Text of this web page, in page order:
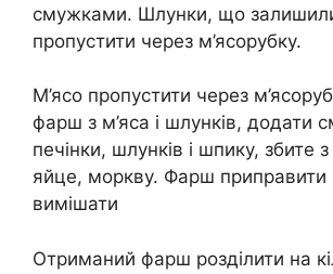
смужками. Шлунки, що
пропустити через м’ясорубку.
М’ясо пропустити через
фарш з м’яса і шлунків, додати
печінки, шлунків і шпику, збите
яйце, моркву. Фарш приправити
вимішати
Отриманий фарш розділити на